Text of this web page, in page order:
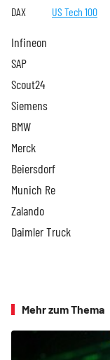
DAX US Tech 100
Infineon
SAP
Scout24
Siemens
BMW
Merck
Beiersdorf
Munich Re
Zalando
Daimler Truck
Mehr zum Thema